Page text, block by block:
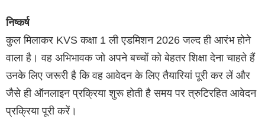
निष्कर्ष
कुल मिलाकर KVS कक्षा 1 ली एडमिशन 2026 जल्द ही आरंभ होने
वाला है। वह अभिभावक जो अपने बच्चों को बेहतर शिक्षा देना चाहते हैं
उनके लिए जरूरी है कि वह आवेदन के लिए तैयारियां पूरी कर लें और
जैसे ही ऑनलाइन प्रक्रिया शुरू होती है समय पर त्रुटिरहित आवेदन
प्रक्रिया पूरी करें।